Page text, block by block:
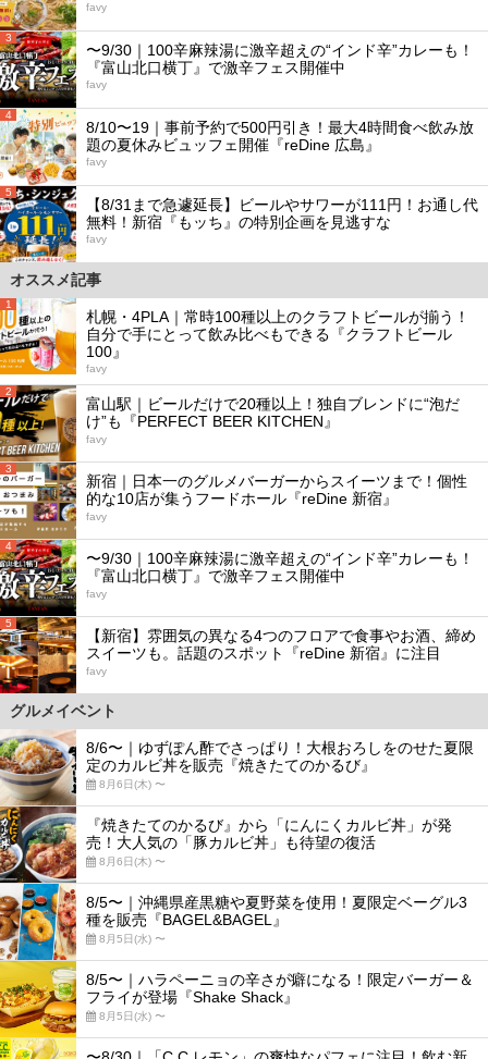
favy
3
〜9/30｜100辛麻辣湯に激辛超えの“インド辛”カレーも！
『富山北口横丁』で激辛フェス開催中
favy
4
8/10〜19｜事前予約で500円引き！最大4時間食べ飲み放
題の夏休みビュッフェ開催『reDine 広島』
favy
5
【8/31まで急遽延長】ビールやサワーが111円！お通し代
無料！新宿『もッち』の特別企画を見逃すな
favy
オススメ記事
1
札幌・4PLA｜常時100種以上のクラフトビールが揃う！
自分で手にとって飲み比べもできる『クラフトビール
100』
favy
2
富山駅｜ビールだけで20種以上！独自ブレンドに“泡だ
け”も『PERFECT BEER KITCHEN』
favy
3
新宿｜日本一のグルメバーガーからスイーツまで！個性
的な10店が集うフードホール『reDine 新宿』
favy
4
〜9/30｜100辛麻辣湯に激辛超えの“インド辛”カレーも！
『富山北口横丁』で激辛フェス開催中
favy
5
【新宿】雰囲気の異なる4つのフロアで食事やお酒、締め
スイーツも。話題のスポット『reDine 新宿』に注目
favy
グルメイベント
8/6〜｜ゆずぽん酢でさっぱり！大根おろしをのせた夏限
定のカルビ丼を販売『焼きたてのかるび』
8月6日(木) 〜
『焼きたてのかるび』から「にんにくカルビ丼」が発
売！大人気の「豚カルビ丼」も待望の復活
8月6日(木) 〜
8/5〜｜沖縄県産黒糖や夏野菜を使用！夏限定ベーグル3
種を販売『BAGEL&BAGEL』
8月5日(水) 〜
8/5〜｜ハラペーニョの辛さが癖になる！限定バーガー＆
フライが登場『Shake Shack』
8月5日(水) 〜